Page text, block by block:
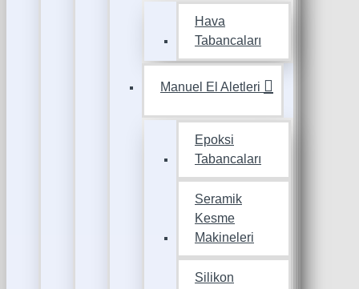
Hava
Tabancaları
Manuel El Aletleri
Epoksi
Tabancaları
Seramik
Kesme
Makineleri
Silikon